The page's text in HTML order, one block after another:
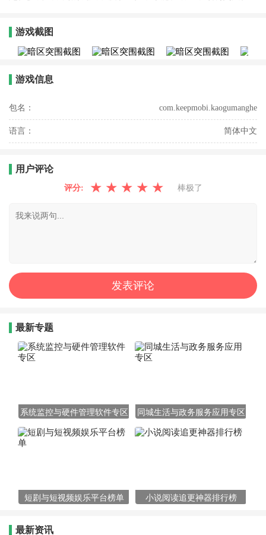
游戏截图
游戏信息
包名： com.keepmobi.kaogumanghe
语言： 简体中文
用户评论
评分: ★ ★ ★ ★ ★ 棒极了
最新专题
系统监控与硬件管理软件专区 同城生活与政务服务应用专区
短剧与短视频娱乐平台榜单 小说阅读追更神器排行榜
最新资讯